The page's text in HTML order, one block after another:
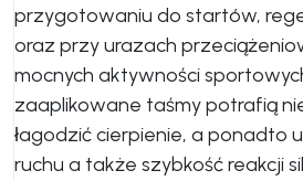
przygotowaniu do startów,
oraz przy urazach
mocnych aktywności
zaaplikowane taśmy potrafią
łagodzić cierpienie, a ponadto
ruchu a także szybkość reakcji